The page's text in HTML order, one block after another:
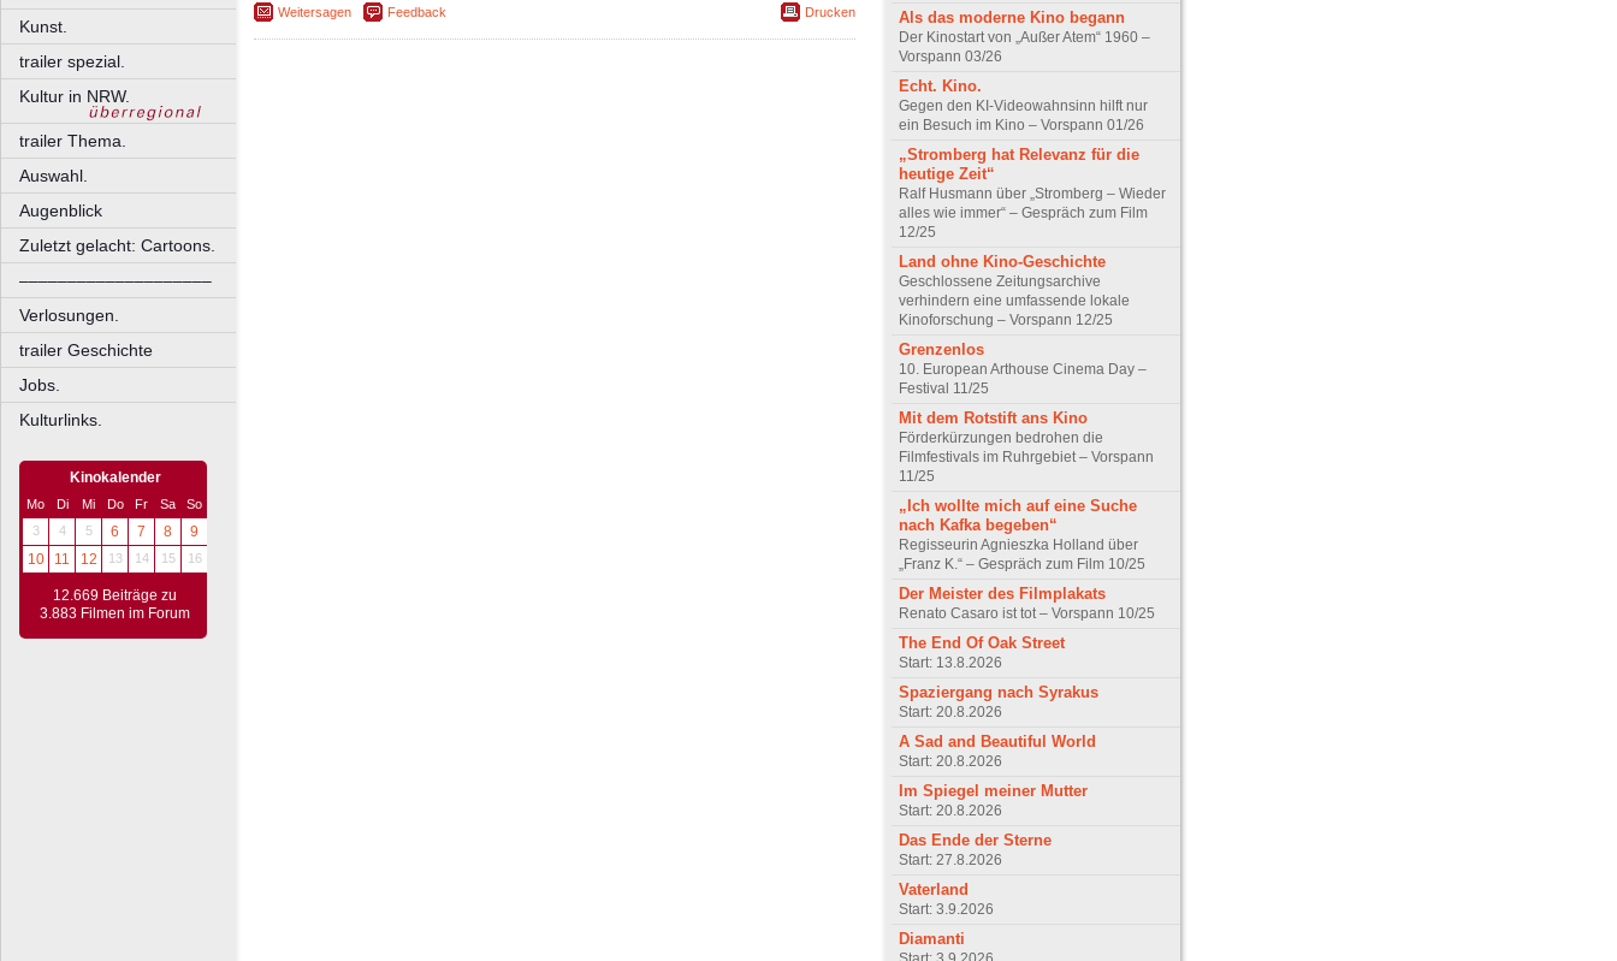
Kunst.
trailer spezial.
Kultur in NRW.
trailer Thema.
Auswahl.
Augenblick
Zuletzt gelacht: Cartoons.
––––––––––––––––––––
Verlosungen.
trailer Geschichte
Jobs.
Kulturlinks.
Kinokalender
Mo Di Mi Do Fr Sa
So
3
4 5 6 7 8
9
10
11 12 13 14 15 16
12.669 Beiträge zu
3.883 Filmen im Forum
Weitersagen Feedback Drucken Als das moderne Kino begann
Der Kinostart von „Außer Atem“ 1960 –
Vorspann 03/26
Echt. Kino.
Gegen den KI-Videowahnsinn hilft nur
ein Besuch im Kino – Vorspann 01/26
„Stromberg hat Relevanz für die
heutige Zeit“
Ralf Husmann über „Stromberg – Wieder
alles wie immer“ – Gespräch zum Film
12/25
Land ohne Kino-Geschichte
Geschlossene Zeitungsarchive
verhindern eine umfassende lokale
Kinoforschung – Vorspann 12/25
Grenzenlos
10. European Arthouse Cinema Day –
Festival 11/25
Mit dem Rotstift ans Kino
Förderkürzungen bedrohen die
Filmfestivals im Ruhrgebiet – Vorspann
11/25
„Ich wollte mich auf eine Suche
nach Kafka begeben“
Regisseurin Agnieszka Holland über
„Franz K.“ – Gespräch zum Film 10/25
Der Meister des Filmplakats
Renato Casaro ist tot – Vorspann 10/25
The End Of Oak Street
Start: 13.8.2026
Spaziergang nach Syrakus
Start: 20.8.2026
A Sad and Beautiful World
Start: 20.8.2026
Im Spiegel meiner Mutter
Start: 20.8.2026
Das Ende der Sterne
Start: 27.8.2026
Vaterland
Start: 3.9.2026
Diamanti